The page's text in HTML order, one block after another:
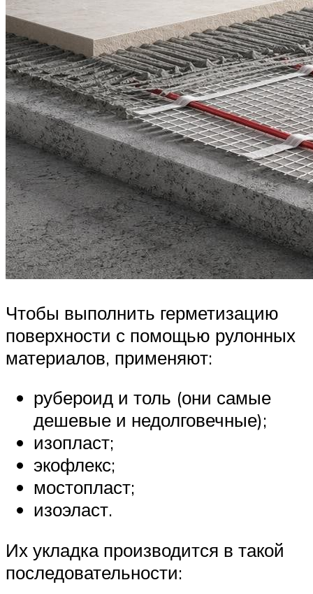
Чтобы выполнить герметизацию
поверхности с помощью рулонных
материалов, применяют:
рубероид и толь (они самые
дешевые и недолговечные);
изопласт;
экофлекс;
мостопласт;
изоэласт.
Их укладка производится в такой
последовательности: